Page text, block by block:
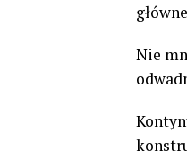
Nie